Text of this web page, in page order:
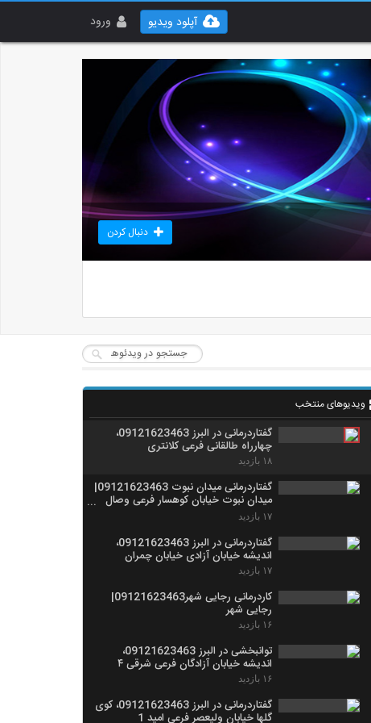
ورود آپلود ویدیو
دنبال کردن
ویدیوهای منتخب
گفتاردرمانی در البرز 09121623463،
چهارراه طالقانی فرعی کلانتری
۱۸ بازدید
گفتاردرمانی میدان نبوت 09121623463|
میدان نبوت خیابان کوهسار فرعی وصال
شیرازی
۱۷ بازدید
گفتاردرمانی در البرز 09121623463،
اندیشه خیابان آزادی خیابان چمران
۱۷ بازدید
کاردرمانی رجایی شهر09121623463|
رجایی شهر
۱۶ بازدید
توانبخشی در البرز 09121623463،
اندیشه خیابان آزادگان فرعی شرقی ۴
۱۶ بازدید
گفتاردرمانی در البرز 09121623463، کوی
گلها خیابان ولیعصر فرعی امید 1